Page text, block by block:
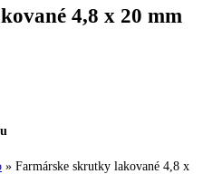
4,8 x 20 mm
» Farmárske skrutky lakované 4,8 x